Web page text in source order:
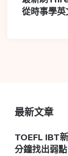
從時事學英
最新文章
TOEFL IBT
分鐘找出弱點